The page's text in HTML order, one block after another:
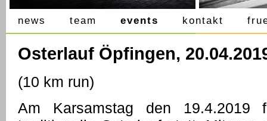
news team events kontakt
Osterlauf Öpfingen,
(10 km run)
Am Karsamstag den 19.4.2019